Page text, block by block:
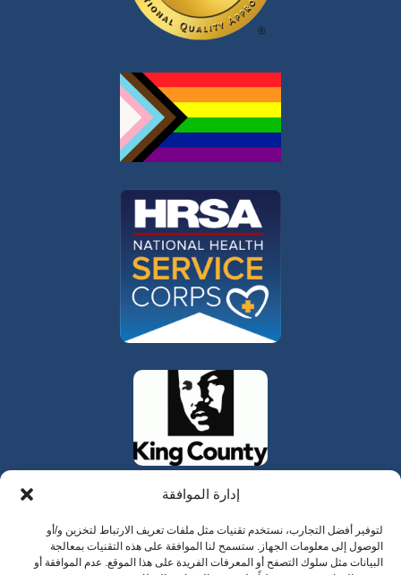
إدارة الموافقة
لتوفير أفضل التجارب، نستخدم تقنيات مثل ملفات تعريف الارتباط لتخزين و/أو
الوصول إلى معلومات الجهاز. ستسمح لنا الموافقة على هذه التقنيات بمعالجة
البيانات مثل سلوك التصفح أو المعرفات الفريدة على هذا الموقع. عدم الموافقة أو